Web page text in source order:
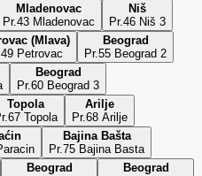
Mladenovac
Pr.43 Mladenovac
Niš
Pr.46 Niš 3
(Mlava)
Petrovac
Beograd
Pr.55 Beograd 2
Beograd
Pr.60 Beograd 3
Topola
Topola
Arilje
Pr.68 Arilje
Bajina Bašta
Pr.75 Bajina Basta
Beograd
Beograd